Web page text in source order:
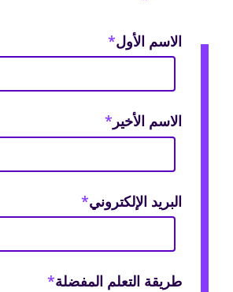
الاسم الأول*
الاسم الأخير *
البريد الإلكتروني*
طريقة التعلم المفضلة*